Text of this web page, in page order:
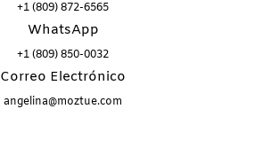
+1 (809) 872-6565
WhatsApp
+1 (809) 850-0032
Correo Electrónico
angelina@moztue.com